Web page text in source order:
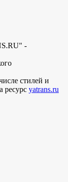
-
стилей и
ресурс yatrans.ru